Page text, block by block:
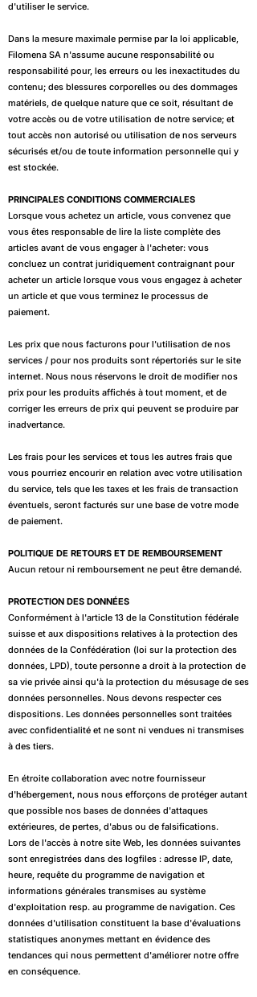
d'utiliser le service.
Dans la mesure maximale permise par la loi applicable,
Filomena SA n'assume aucune responsabilité ou
responsabilité pour, les erreurs ou les inexactitudes du
contenu; des blessures corporelles ou des dommages
matériels, de quelque nature que ce soit, résultant de
votre accès ou de votre utilisation de notre service; et
tout accès non autorisé ou utilisation de nos serveurs
sécurisés et/ou de toute information personnelle qui y
est stockée.
PRINCIPALES CONDITIONS COMMERCIALES
Lorsque vous achetez un article, vous convenez que
vous êtes responsable de lire la liste complète des
articles avant de vous engager à l'acheter: vous
concluez un contrat juridiquement contraignant pour
acheter un article lorsque vous vous engagez à acheter
un article et que vous terminez le processus de
paiement.
Les prix que nous facturons pour l'utilisation de nos
services / pour nos produits sont répertoriés sur le site
internet. Nous nous réservons le droit de modifier nos
prix pour les produits affichés à tout moment, et de
corriger les erreurs de prix qui peuvent se produire par
inadvertance.
Les frais pour les services et tous les autres frais que
vous pourriez encourir en relation avec votre utilisation
du service, tels que les taxes et les frais de transaction
éventuels, seront facturés sur une base de votre mode
de paiement.
POLITIQUE DE RETOURS ET DE REMBOURSEMENT
Aucun retour ni remboursement ne peut être demandé.
PROTECTION DES DONNÉES
Conformément à l'article 13 de la Constitution fédérale
suisse et aux dispositions relatives à la protection des
données de la Confédération (loi sur la protection des
données, LPD), toute personne a droit à la protection de
sa vie privée ainsi qu'à la protection du mésusage de ses
données personnelles. Nous devons respecter ces
dispositions. Les données personnelles sont traitées
avec confidentialité et ne sont ni vendues ni transmises
à des tiers.
En étroite collaboration avec notre fournisseur
d'hébergement, nous nous efforçons de protéger autant
que possible nos bases de données d'attaques
extérieures, de pertes, d'abus ou de falsifications.
Lors de l'accès à notre site Web, les données suivantes
sont enregistrées dans des logfiles : adresse IP, date,
heure, requête du programme de navigation et
informations générales transmises au système
d'exploitation resp. au programme de navigation. Ces
données d'utilisation constituent la base d'évaluations
statistiques anonymes mettant en évidence des
tendances qui nous permettent d'améliorer notre offre
en conséquence.